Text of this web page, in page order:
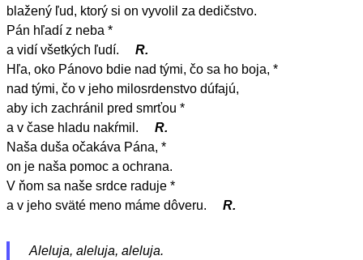
blažený ľud, ktorý si on vyvolil za dedičstvo.
Pán hľadí z neba *
a vidí všetkých ľudí.
R.
Hľa, oko Pánovo bdie nad tými, čo sa ho boja, *
nad tými, čo v jeho milosrdenstvo dúfajú,
aby ich zachránil pred smrťou *
a v čase hladu nakŕmil.
R.
Naša duša očakáva Pána, *
on je naša pomoc a ochrana.
V ňom sa naše srdce raduje *
a v jeho sväté meno máme dôveru.
R.
Aleluja, aleluja, aleluja.